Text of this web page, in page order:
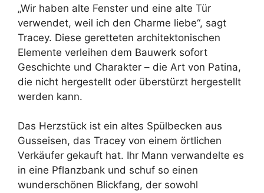
„Wir haben alte Fenster und eine alte Tür
verwendet, weil ich den Charme liebe“, sagt
Tracey. Diese geretteten architektonischen
Elemente verleihen dem Bauwerk sofort
Geschichte und Charakter – die Art von Patina,
die nicht hergestellt oder überstürzt hergestellt
werden kann.
Das Herzstück ist ein altes Spülbecken aus
Gusseisen, das Tracey von einem örtlichen
Verkäufer gekauft hat. Ihr Mann verwandelte es
in eine Pflanzbank und schuf so einen
wunderschönen Blickfang, der sowohl